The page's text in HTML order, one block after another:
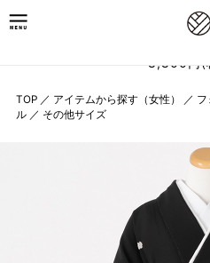
8,800円(
TOP ／ アイテムから探す（女性） ／ フ
ル ／ その他サイズ